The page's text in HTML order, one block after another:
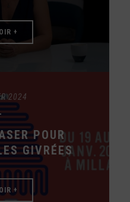
+
2024
POUR
GIVRÉES
+